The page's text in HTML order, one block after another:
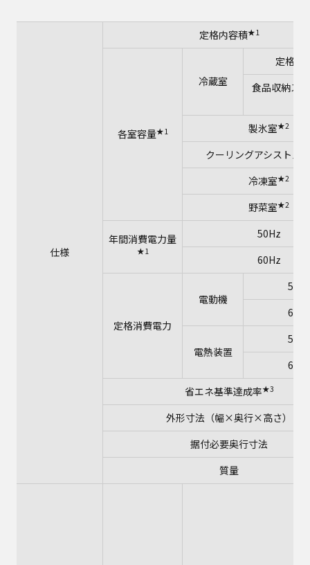
仕様
定格内容積★1
各室容量★1
冷蔵室
定格内
食品収納ス
製氷室★2
クーリングアシストル
冷凍室★2
野菜室★2
年間消費電力量
★1
50Hz
60Hz
定格消費電力
電動機
電熱装置
省エネ基準達成率★3
外形寸法（幅×奥行×高さ）
据付必要奥行寸法
質量